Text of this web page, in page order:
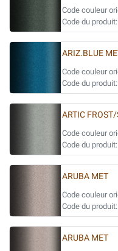
Code couleur
Code du produit:
ARIZ.BLUE
Code couleur
Code du produit:
ARTIC
Code couleur
Code du produit:
ARUBA MET
Code couleur
Code du produit:
ARUBA MET